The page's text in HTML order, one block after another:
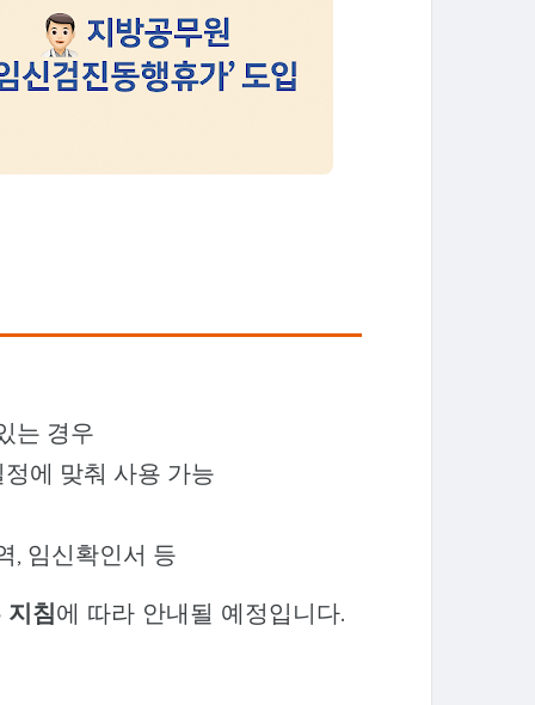
는 경우
에 맞춰 사용 가능
, 임신확인서 등
지침에 따라 안내될 예정입니다.